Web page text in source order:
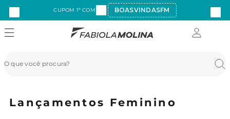
CUPOM 1ª COMPRA: BOASVINDASFM
Lançamentos Feminino